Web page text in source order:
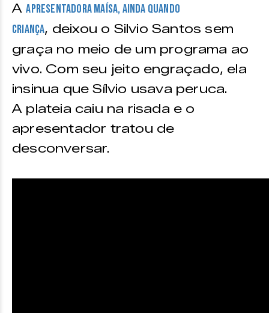
Aapresentadora Maísa, ainda quando
criança, deixou o Silvio Santos sem
graça no meio de um programa ao
vivo. Com seu jeito engraçado, ela
insinua que Sílvio usava peruca.
A plateia caiu na risada e o
apresentador tratou de
desconversar.